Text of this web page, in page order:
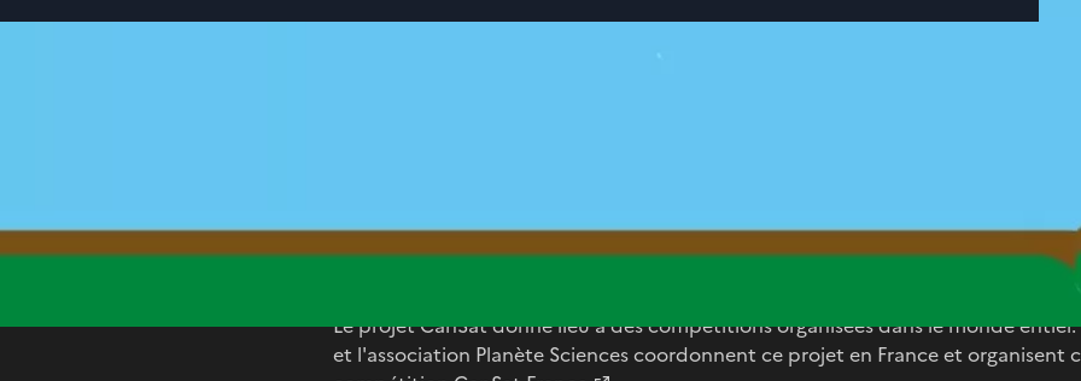
CanSat post-bac
Le projet CanSat donne lieu à des compétitions organisées dans le monde entier.
et l'association Planète Sciences coordonnent ce projet en France et organisent